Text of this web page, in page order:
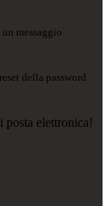
messaggio
della password
posta elettronica!